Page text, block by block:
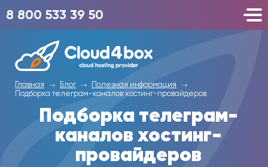
8 800 533 39 50
Главная Блог
Полезная информация
Подборка телеграм-каналов хостинг-провайдеров
Подборка телеграм-
каналов хостинг-
провайдеров